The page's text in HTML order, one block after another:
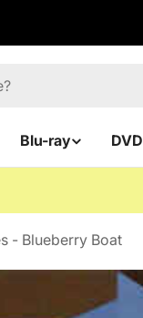
Blu-ray DVD
- Blueberry Boat